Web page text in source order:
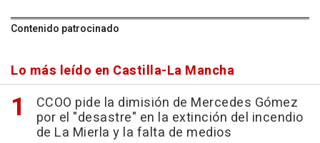
Contenido patrocinado
Lo más leído en Castilla-La Mancha
CCOO pide la dimisión de Mercedes Gómez
por el "desastre" en la extinción del incendio
de La Mierla y la falta de medios